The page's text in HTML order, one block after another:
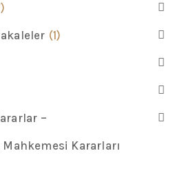
(1)
–
Kararları